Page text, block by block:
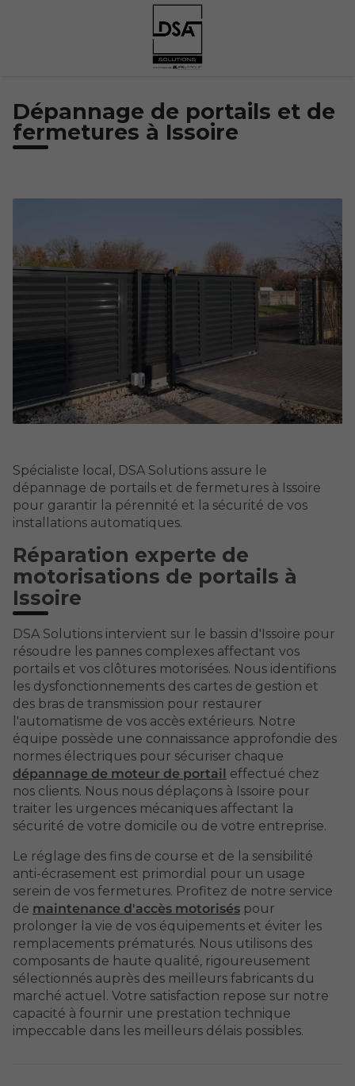
Dépannage de portails et de
fermetures à Issoire
Spécialiste local, DSA Solutions assure le
dépannage de portails et de fermetures à Issoire
pour garantir la pérennité et la sécurité de vos
installations automatiques.
Réparation experte de
motorisations de portails à
Issoire
DSA Solutions intervient sur le bassin d'Issoire pour
résoudre les pannes complexes affectant vos
portails et vos clôtures motorisées. Nous identifions
les dysfonctionnements des cartes de gestion et
des bras de transmission pour restaurer
l'automatisme de vos accès extérieurs. Notre
équipe possède une connaissance approfondie des
normes électriques pour sécuriser chaque
dépannage de moteur de portail effectué chez
nos clients. Nous nous déplaçons à Issoire pour
traiter les urgences mécaniques affectant la
sécurité de votre domicile ou de votre entreprise.
Le réglage des fins de course et de la sensibilité
anti-écrasement est primordial pour un usage
serein de vos fermetures. Profitez de notre service
de maintenance d'accès motorisés pour
prolonger la vie de vos équipements et éviter les
remplacements prématurés. Nous utilisons des
composants de haute qualité, rigoureusement
sélectionnés auprès des meilleurs fabricants du
marché actuel. Votre satisfaction repose sur notre
capacité à fournir une prestation technique
impeccable dans les meilleurs délais possibles.